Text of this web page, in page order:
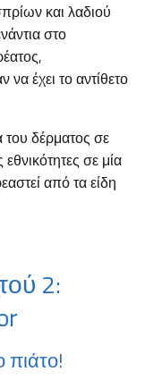
και λαδιού
στο
έχει το αντίθετο
του δέρματος σε
σε μία
από τα είδη
2: